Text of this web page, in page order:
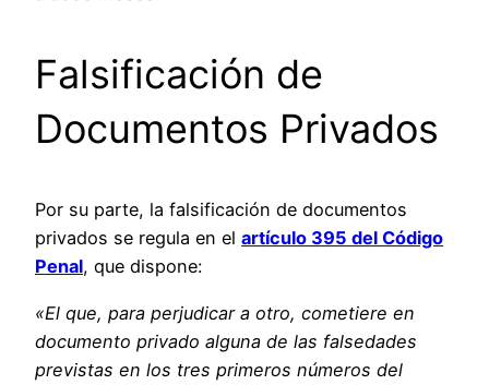
Falsificación de
Documentos Privados
Por su parte, la falsificación de documentos
privados se regula en el artículo 395 del Código
Penal, que dispone:
«El que, para perjudicar a otro, cometiere en
documento privado alguna de las falsedades
previstas en los tres primeros números del